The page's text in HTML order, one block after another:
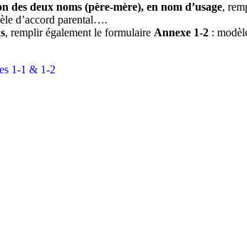
des deux noms (père-mère), en nom d’usage,
d’accord parental….
, remplir également le formulaire Annexe 1-2 :
1-1 & 1-2